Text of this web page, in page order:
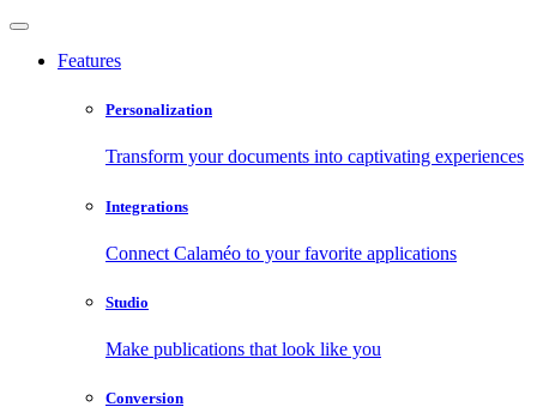
Features
Personalization
Transform your documents into captivating experiences
Integrations
Connect Calaméo to your favorite applications
Studio
Make publications that look like you
Conversion